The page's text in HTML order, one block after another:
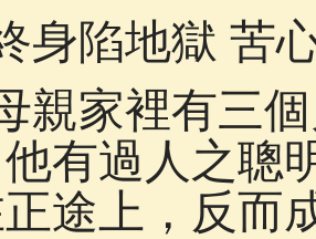
身陷地獄 苦
親家裡有三
有過人之聰
途上，反而